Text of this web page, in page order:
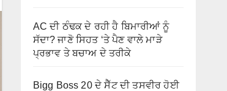
AC ਦੀ ਠੰਢਕ ਦੇ ਰਹੀ ਹੈ ਬਿਮਾਰੀਆਂ ਨੂੰ
ਸੱਦਾ? ਜਾਣੋ ਸਿਹਤ ‘ਤੇ ਪੈਣ ਵਾਲੇ ਮਾੜੇ
ਪ੍ਰਭਾਵ ਤੇ ਬਚਾਅ ਦੇ ਤਰੀਕੇ
Bigg Boss 20 ਦੇ ਸੈੱਟ ਦੀ ਤਸਵੀਰ ਹੋਈ